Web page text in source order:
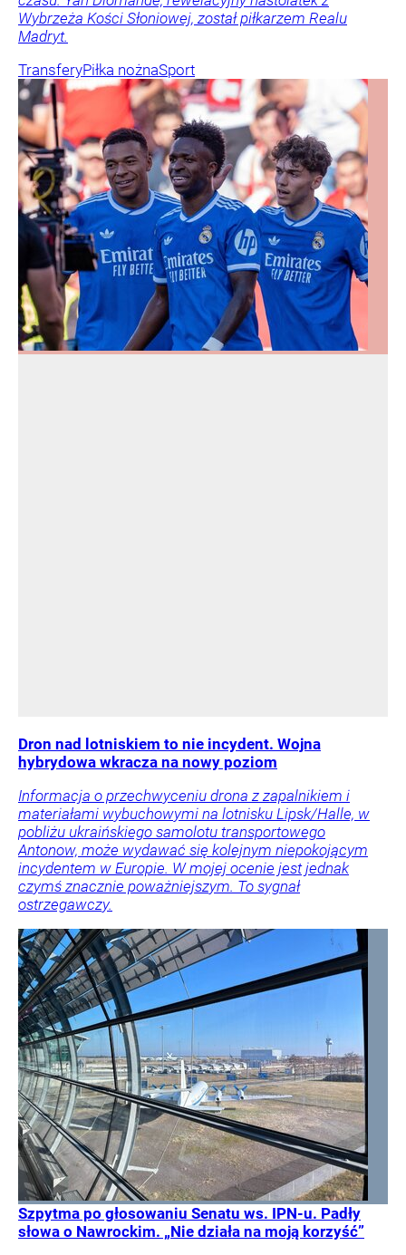
Wybrzeża Kości Słoniowej, został piłkarzem Realu
Madryt.
TransferyPiłka nożnaSport
Dron nad lotniskiem to nie incydent. Wojna
hybrydowa wkracza na nowy poziom
Informacja o przechwyceniu drona z zapalnikiem i
materiałami wybuchowymi na lotnisku Lipsk/Halle, w
pobliżu ukraińskiego samolotu transportowego
Antonow, może wydawać się kolejnym niepokojącym
incydentem w Europie. W mojej ocenie jest jednak
czymś znacznie poważniejszym. To sygnał
ostrzegawczy.
Szpytma po głosowaniu Senatu ws. IPN-u. Padły
słowa o Nawrockim. „Nie działa na moją korzyść”